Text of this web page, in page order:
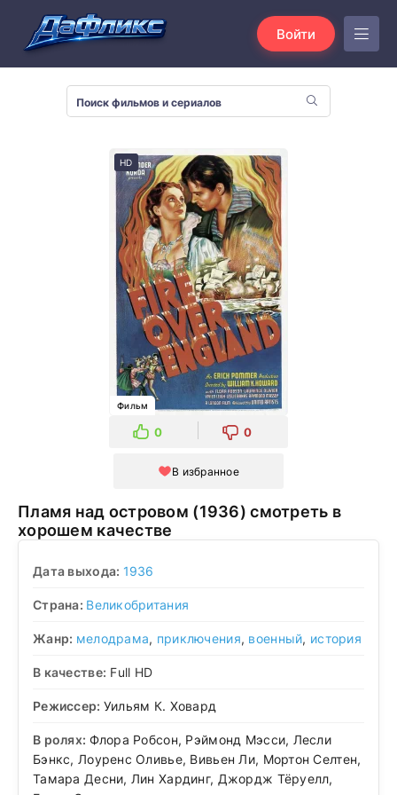
Войти
HD
Фильм
0 0
В избранное
Пламя над островом (1936) смотреть в
хорошем качестве
Дата выхода: 1936
Страна: Великобритания
Жанр: мелодрама, приключения, военный, история
В качестве: Full HD
Режиссер: Уильям К. Ховард
В ролях: Флора Робсон, Рэймонд Мэсси, Лесли
Бэнкс, Лоуренс Оливье, Вивьен Ли, Мортон Селтен,
Тамара Десни, Лин Хардинг, Джордж Тёруелл,